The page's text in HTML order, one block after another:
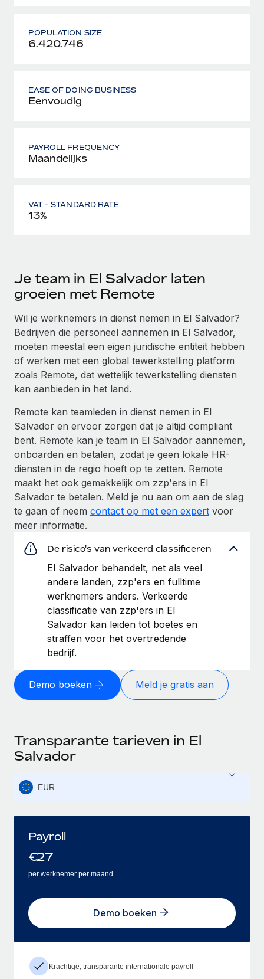
POPULATION SIZE
6.420.746
EASE OF DOING BUSINESS
Eenvoudig
PAYROLL FREQUENCY
Maandelijks
VAT - STANDARD RATE
13%
Je team in El Salvador laten
groeien met Remote
Wil je werknemers in dienst nemen in El Salvador?
Bedrijven die personeel aannemen in El Salvador,
moeten meestal een eigen juridische entiteit hebben
of werken met een global tewerkstelling platform
zoals Remote, dat wettelijk tewerkstelling diensten
kan aanbieden in het land.
Remote kan teamleden in dienst nemen in El
Salvador en ervoor zorgen dat je altijd compliant
bent. Remote kan je team in El Salvador aannemen,
onboarden en betalen, zodat je geen lokale HR-
diensten in de regio hoeft op te zetten. Remote
maakt het ook gemakkelijk om zzp'ers in El
Salvador te betalen. Meld je nu aan om aan de slag
te gaan of neem contact op met een expert voor
meer informatie.
De risico's van verkeerd classificeren
El Salvador behandelt, net als veel
andere landen, zzp'ers en fulltime
werknemers anders. Verkeerde
classificatie van zzp'ers in El
Salvador kan leiden tot boetes en
straffen voor het overtredende
bedrijf.
Demo boeken Meld je gratis aan
Transparante tarieven in El
Salvador
EUR
Payroll
€27
per werknemer per maand
Demo boeken
Krachtige, transparante internationale payroll